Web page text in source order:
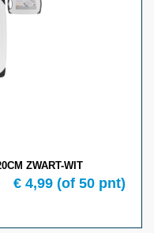
ZWART-WIT
€ 4,99 (of 50 pnt)